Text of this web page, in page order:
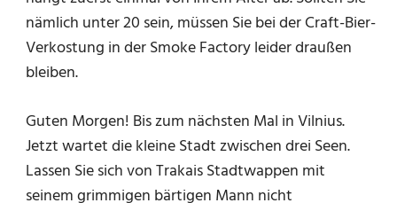
nämlich unter 20 sein, müssen Sie bei der Craft-Bier-
Verkostung in der Smoke Factory leider draußen
bleiben.
Guten Morgen! Bis zum nächsten Mal in Vilnius.
Jetzt wartet die kleine Stadt zwischen drei Seen.
Lassen Sie sich von Trakais Stadtwappen mit
seinem grimmigen bärtigen Mann nicht